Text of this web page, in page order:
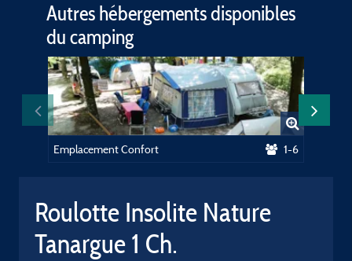
Autres hébergements disponibles
du camping
Emplacement Confort 1-6
Roulotte Insolite Nature
Tanargue 1 Ch.